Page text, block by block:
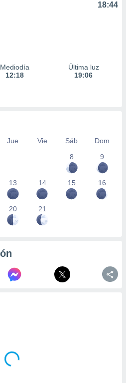
18:44
Mediodía
12:18
Última luz
19:06
Jue Vie Sáb
Dom
8
9
13 14 15 16
20 21